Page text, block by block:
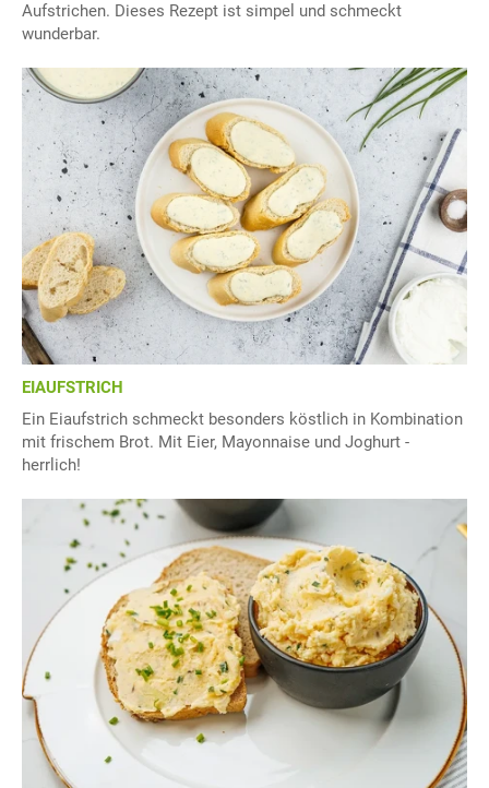
Aufstrichen. Dieses Rezept ist simpel und schmeckt
wunderbar.
EIAUFSTRICH
Ein Eiaufstrich schmeckt besonders köstlich in Kombination
mit frischem Brot. Mit Eier, Mayonnaise und Joghurt -
herrlich!